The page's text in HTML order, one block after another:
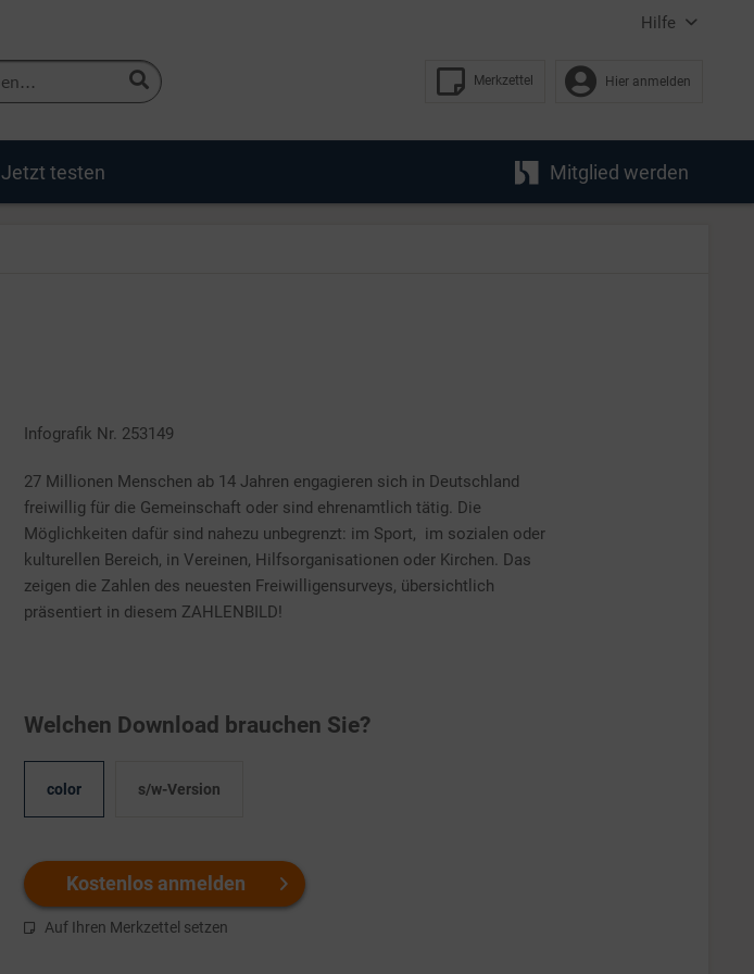
Hilfe
Merkzettel Hier anmelden
Jetzt testen Mitglied werden
Infografik Nr. 253149
27 Millionen Menschen ab 14 Jahren engagieren sich in Deutschland
freiwillig für die Gemeinschaft oder sind ehrenamtlich tätig. Die
Möglichkeiten dafür sind nahezu unbegrenzt: im Sport, im sozialen oder
kulturellen Bereich, in Vereinen, Hilfsorganisationen oder Kirchen. Das
zeigen die Zahlen des neuesten Freiwilligensurveys, übersichtlich
präsentiert in diesem ZAHLENBILD!
Welchen Download brauchen Sie?
color s/w-Version
Kostenlos anmelden
Auf Ihren Merkzettel setzen